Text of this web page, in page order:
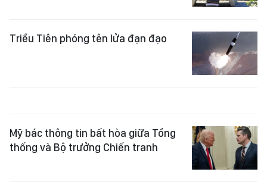
Triều Tiên phóng tên lửa đạn đạo
Mỹ bác thông tin bất hòa giữa Tổng
thống và Bộ trưởng Chiến tranh